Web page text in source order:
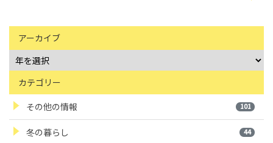
アーカイブ
カテゴリー
その他の情報 101
冬の暮らし 44